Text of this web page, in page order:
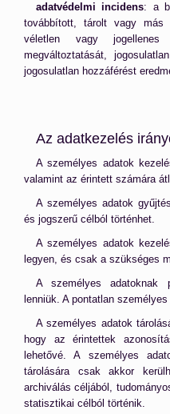
adatvédelmi incidens: a
továbbított, tárolt vagy más
véletlen vagy jogellenes
megváltoztatását,
jogosulatlan hozzáférést
Az adatkezelés
A személyes adatok
valamint az érintett számára
A személyes adatok
és jogszerű célból történhet.
A személyes adatok
legyen, és csak a szükséges
A személyes adatoknak
lenniük. A pontatlan
A személyes adatok
hogy az érintettek
lehetővé. A személyes
tárolására csak akkor
archiválás céljából,
statisztikai célból történik.